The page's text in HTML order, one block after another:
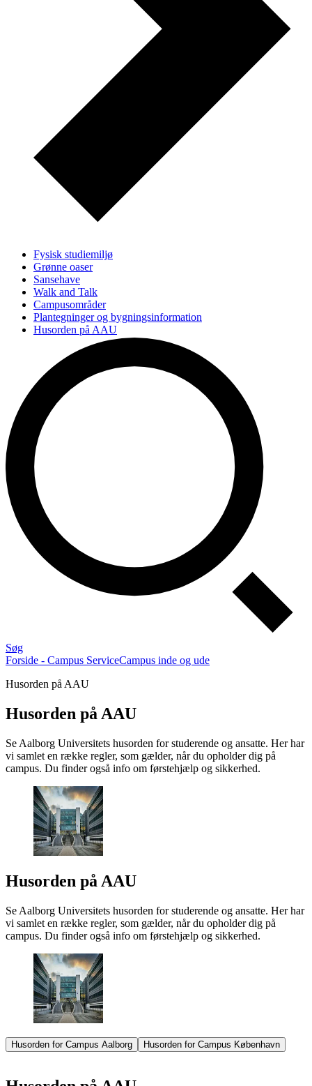
Fysisk studiemiljø
Grønne oaser
Sansehave
Walk and Talk
Campusområder
Plantegninger og bygningsinformation
Husorden på AAU
Adgangskontrol
Søg
Forside - Campus ServiceCampus inde og ude
Husorden på AAU
Husorden på AAU
Se Aalborg Universitets husorden for studerende og ansatte. Her har
vi samlet en række regler, som gælder, når du opholder dig på
campus. Du finder også info om førstehjælp og sikkerhed.
Husorden på AAU
Se Aalborg Universitets husorden for studerende og ansatte. Her har
vi samlet en række regler, som gælder, når du opholder dig på
campus. Du finder også info om førstehjælp og sikkerhed.
Husorden for Campus Aalborg Husorden for Campus København